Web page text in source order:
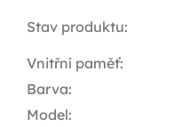
Stav produktu:
Vnitřní paměť:
Barva:
Model: